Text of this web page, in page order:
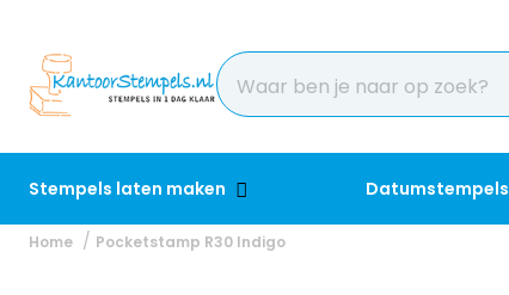
Stempels laten maken Datumstempels
Home Pocketstamp R30 Indigo